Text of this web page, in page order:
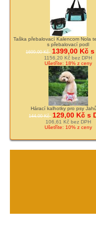
Taška přebalovací Kalencom Nola
s přebalovací podl
1699,00 Kč 1399,00 Kč s
1156,20 Kč bez DPH
Ušetříte: 18% z ceny
Hárací kalhotky pro psy
144,00 Kč 129,00 Kč s
106,61 Kč bez DPH
Ušetříte: 10% z ceny